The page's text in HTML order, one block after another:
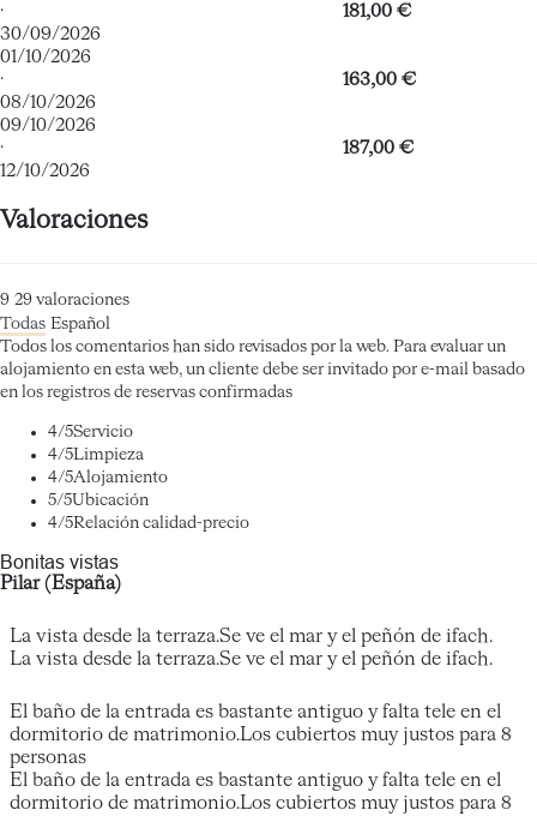
·
30/09/2026
181,00 €
01/10/2026
·
08/10/2026
163,00 €
09/10/2026
·
12/10/2026
187,00 €
Valoraciones
9 29 valoraciones
Todas Español
Todos los comentarios han sido revisados por la web. Para evaluar un
alojamiento en esta web, un cliente debe ser invitado por e-mail basado
en los registros de reservas confirmadas
4/5Servicio
4/5Limpieza
4/5Alojamiento
5/5Ubicación
4/5Relación calidad-precio
Bonitas vistas
Pilar (España)
La vista desde la terraza.Se ve el mar y el peñón de ifach.
La vista desde la terraza.Se ve el mar y el peñón de ifach.
El baño de la entrada es bastante antiguo y falta tele en el
dormitorio de matrimonio.Los cubiertos muy justos para 8
personas
El baño de la entrada es bastante antiguo y falta tele en el
dormitorio de matrimonio.Los cubiertos muy justos para 8